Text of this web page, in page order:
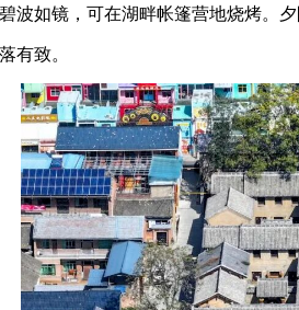
波如镜，可在湖畔帐篷营地烧烤。
有致。